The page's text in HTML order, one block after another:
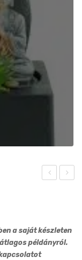
a saját készleten
példányról.